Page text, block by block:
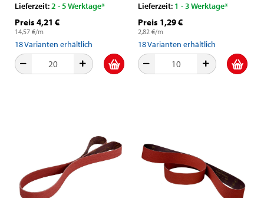
Lieferzeit:2 - 5 Werktage*
Preis 4,21 €
14,57 €/m
18Varianten erhältlich
Lieferzeit: 1 - 3 Werktage*
Preis 1,29 €
2,82 €/m
18Varianten erhältlich